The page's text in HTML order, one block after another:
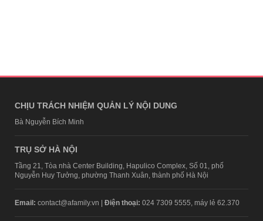
CHỊU TRÁCH NHIỆM QUẢN LÝ NỘI DUNG
Bà Nguyễn Bích Minh
TRỤ SỞ HÀ NỘI
Tầng 21, Tòa nhà Center Building, Hapulico Complex, Số 01, phố
Nguyễn Huy Tưởng, phường Thanh Xuân, thành phố Hà Nội
Email: contact@afamily.vn | Điện thoại: 024 7309 5555, máy lẻ 62.370